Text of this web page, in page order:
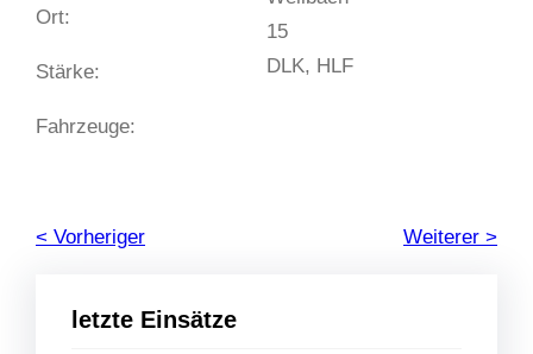
letzte Einsätze
Ort:
Stärke:
Fahrzeuge:
15
DLK, HLF
< Vorheriger Weiterer >